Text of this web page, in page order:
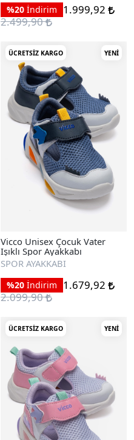
%20 İndirim
1.999,92
2.499,90
ÜCRETSIZ KARGO YENI
Vicco Unisex Çocuk Vater
Işıklı Spor Ayakkabı
SPOR AYAKKABI
%20 İndirim
1.679,92
2.099,90
ÜCRETSIZ KARGO YENI